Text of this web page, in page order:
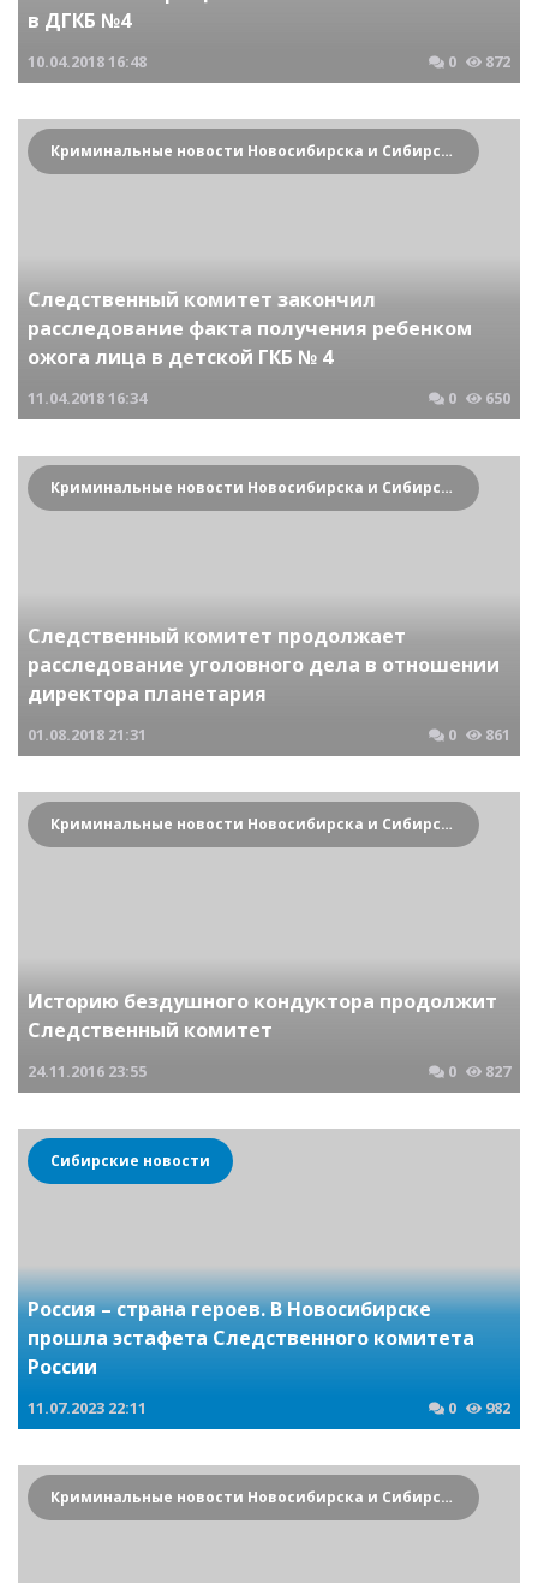
в ДГКБ №4
10.04.201816:48 0 872
Криминальные новости Новосибирска и Сибирского региона
Следственный комитет закончил
расследование факта получения ребенком
ожога лица в детской ГКБ № 4
11.04.201816:34 0 650
Криминальные новости Новосибирска и Сибирского региона
Следственный комитет продолжает
расследование уголовного дела в отношении
директора планетария
01.08.2018 21:31 0 861
Криминальные новости Новосибирска и Сибирского региона
Историю бездушного кондуктора продолжит
Следственный комитет
24.11.2016 23:55 0 827
Сибирские новости
Россия – страна героев. В Новосибирске
прошла эстафета Следственного комитета
России
11.07.2023 22:11 0 982
Криминальные новости Новосибирска и Сибирского региона